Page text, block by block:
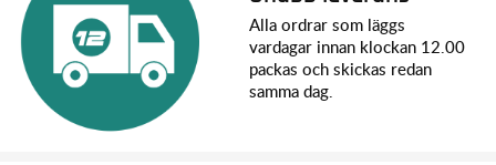
Alla ordrar som läggs
vardagar innan klockan 12.00
packas och skickas redan
samma dag.